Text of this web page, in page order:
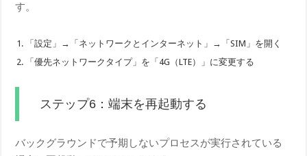
す。
「設定」→「ネットワークとインターネット」→「SIM」を開く
「優先ネットワークタイプ」を「4G（LTE）」に変更する
ステップ6：端末を再起動する
バックグラウンドで予期しないプロセスが実行されている